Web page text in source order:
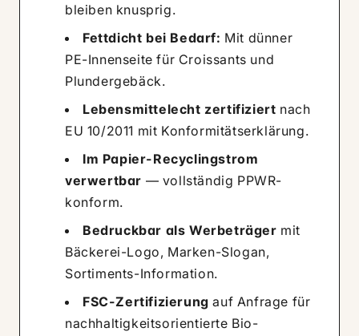
bleiben knusprig.
Fettdicht bei Bedarf: Mit dünner
PE-Innenseite für Croissants und
Plundergebäck.
Lebensmittelecht zertifiziert nach
EU 10/2011 mit Konformitätserklärung.
Im Papier-Recyclingstrom
verwertbar — vollständig PPWR-
konform.
Bedruckbar als Werbeträger mit
Bäckerei-Logo, Marken-Slogan,
Sortiments-Information.
FSC-Zertifizierung auf Anfrage für
nachhaltigkeitsorientierte Bio-